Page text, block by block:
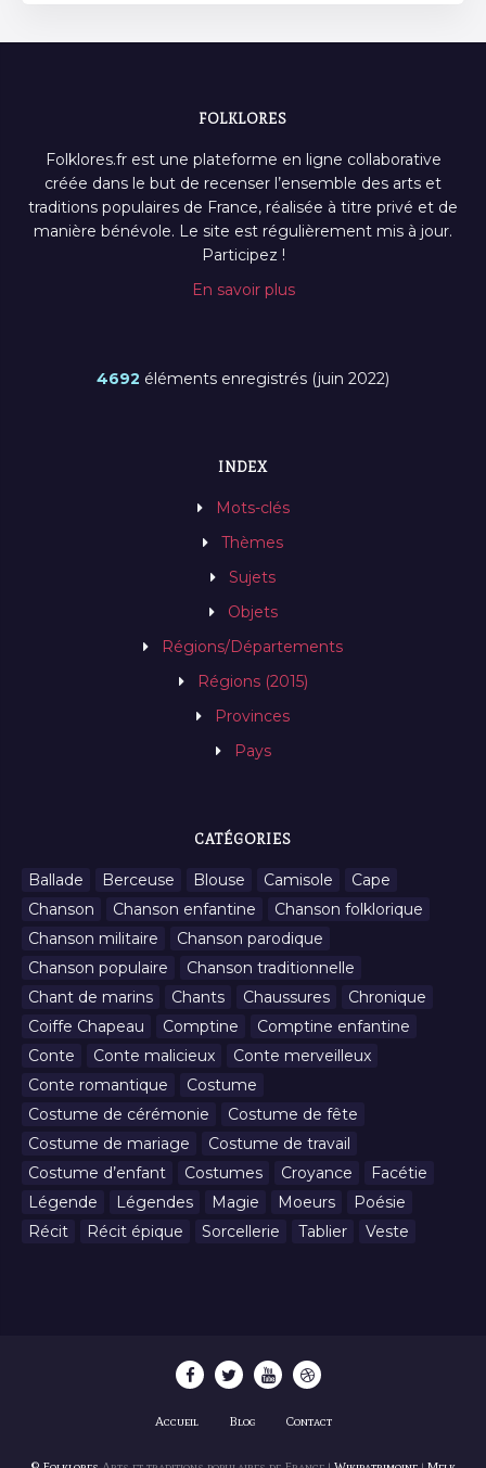
FOLKLORES
Folklores.fr est une plateforme en ligne collaborative
créée dans le but de recenser l’ensemble des arts et
traditions populaires de France, réalisée à titre privé et de
manière bénévole. Le site est régulièrement mis à jour.
Participez !
En savoir plus
4692 éléments enregistrés (juin 2022)
INDEX
Mots-clés
Thèmes
Sujets
Objets
Régions/Départements
Régions (2015)
Provinces
Pays
CATÉGORIES
Ballade Berceuse Blouse Camisole
Cape
Chanson
Chanson enfantine
Chanson folklorique
Chanson militaire
Chanson parodique
Chanson populaire
Chanson traditionnelle
Chant de marins
Chants Chaussures
Chronique
Coiffe Chapeau
Comptine
Comptine enfantine
Conte
Conte malicieux
Conte merveilleux
Conte romantique
Costume
Costume de cérémonie
Costume de fête
Costume de mariage
Costume de travail
Costume d’enfant
Costumes Croyance
Facétie
Légende
Légendes Magie Moeurs
Poésie
Récit
Récit épique Sorcellerie Tablier Veste
Accueil Blog Contact